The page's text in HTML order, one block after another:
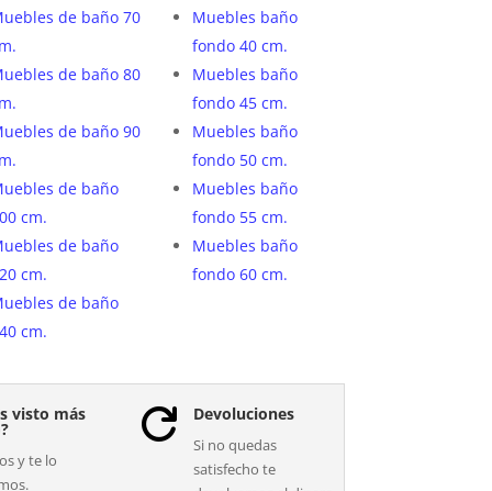
de baño 70
de baño 80
de baño 90
de baño
cm.
de baño
cm.
de baño
cm.
Muebles baño
fondo 40 cm.
Muebles baño
fondo 45 cm.
Muebles baño
fondo 50 cm.
Muebles baño
fondo 55 cm.
Muebles baño
fondo 60 cm.
visto más
y te lo
 Devoluciones
Si no quedas
satisfecho te